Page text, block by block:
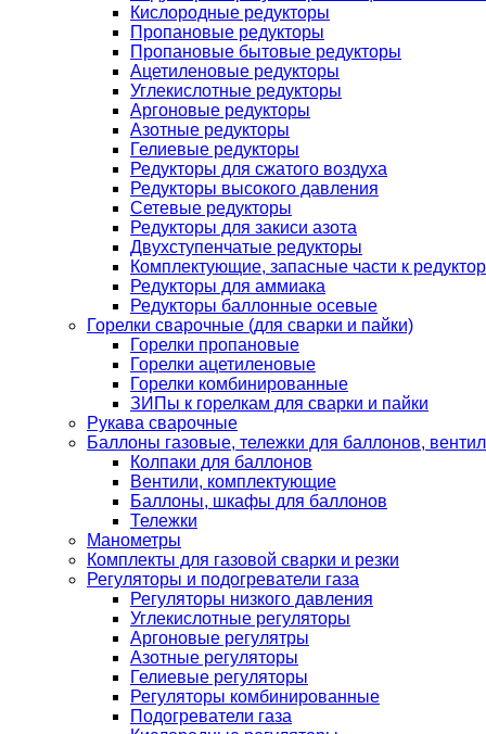
Кислородные редукторы
Пропановые редукторы
Пропановые бытовые редукторы
Ацетиленовые редукторы
Углекислотные редукторы
Аргоновые редукторы
Азотные редукторы
Гелиевые редукторы
Редукторы для сжатого воздуха
Редукторы высокого давления
Сетевые редукторы
Редукторы для закиси азота
Двухступенчатые редукторы
Комплектующие, запасные части к
Редукторы для аммиака
Редукторы баллонные осевые
Горелки сварочные (для сварки и пайки)
Горелки пропановые
Горелки ацетиленовые
Горелки комбинированные
ЗИПы к горелкам для сварки и пайки
Рукава сварочные
Баллоны газовые, тележки для баллонов,
Колпаки для баллонов
Вентили, комплектующие
Баллоны, шкафы для баллонов
Тележки
Манометры
Комплекты для газовой сварки и резки
Регуляторы и подогреватели газа
Регуляторы низкого давления
Углекислотные регуляторы
Аргоновые регулятры
Азотные регуляторы
Гелиевые регуляторы
Регуляторы комбинированные
Подогреватели газа